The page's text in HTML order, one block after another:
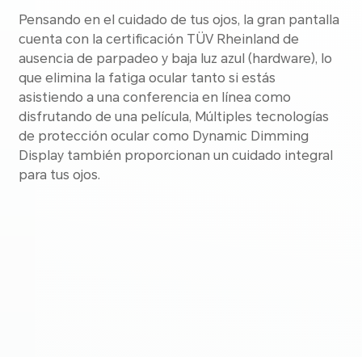
Pensando en el cuidado de tus ojos, la gran pantalla
cuenta con la certificación TÜV Rheinland de
ausencia de parpadeo y baja luz azul (hardware), lo
que elimina la fatiga ocular tanto si estás
asistiendo a una conferencia en línea como
disfrutando de una película, Múltiples tecnologías
de protección ocular como Dynamic Dimming
Display también proporcionan un cuidado integral
para tus ojos.